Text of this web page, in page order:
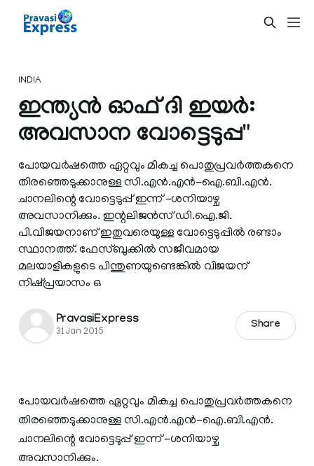
INDIA
ഇന്ത്യന്‍ ഓഫ് ദി ഇയര്‍:
അവസാന വോട്ടെടുപ്പ"
പോയവര്‍ഷത്തെ ഏറ്റവും മികച്ച പൊതുപ്രവര്‍ത്തകനെ
തിരഞ്ഞെടുക്കാനുള്ള സി.എന്‍.എന്‍-ഐ.ബി.എന്‍.
ചാനലിന്റെ വോട്ടെടുപ്പ് ഇന്ന് -ശനിയാഴ്ച
അവസാനിക്കും. ഇന്റലിജന്‍സ് ഡി.ഐ.ജി.
പി.വിജയനാണ് ഇതുവരെയുള്ള വോട്ടെടുപ്പില്‍ രണ്ടാം
സ്ഥാനത്ത്. ഫേസ്ബുക്കില്‍ സജീവമായ
മലയാളികളുടെ പിന്തുണയുണ്ടെങ്കില്‍ വിജയന്
നിഷ്പ്രയാസം ഒ
PravasiExpress
31 Jan 2015
Share
പോയവര്‍ഷത്തെ ഏറ്റവും മികച്ച പൊതുപ്രവര്‍ത്തകനെ
തിരഞ്ഞെടുക്കാനുള്ള സി.എന്‍.എന്‍-ഐ.ബി.എന്‍.
ചാനലിന്റെ വോട്ടെടുപ്പ് ഇന്ന് -ശനിയാഴ്ച
അവസാനിക്കും.